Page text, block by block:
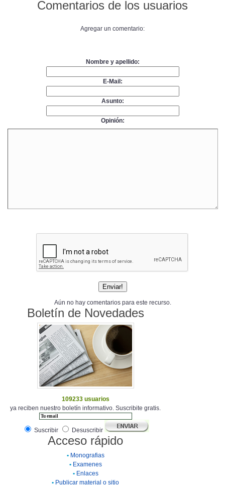
Comentarios de los usuarios
Agregar un comentario:
Nombre y apellido:
E-Mail:
Asunto:
Opinión:
Aún no hay comentarios para este recurso.
Boletín de Novedades
109233 usuarios
ya reciben nuestro boletín informativo. Suscribite gratis.
Suscribir Desuscribir
Acceso rápido
• Monografias
• Examenes
• Enlaces
• Publicar material o sitio